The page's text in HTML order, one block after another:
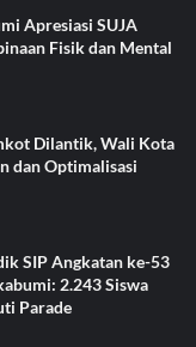
Apresiasi SUJA
Fisik dan Mental
Dilantik, Wali Kota
dan Optimalisasi
SIP Angkatan ke-53
2.243 Siswa
Parade